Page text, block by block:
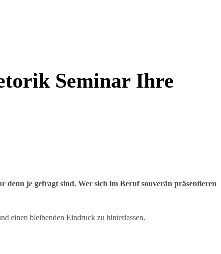
Seminar Ihre
je gefragt sind. Wer sich im Beruf souverän präsentieren
einen bleibenden Eindruck zu hinterlassen.